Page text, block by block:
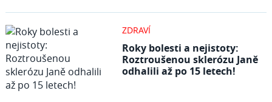
ZDRAVÍ
Roky bolesti a nejistoty:
Roztroušenou sklerózu Janě
odhalili až po 15 letech!